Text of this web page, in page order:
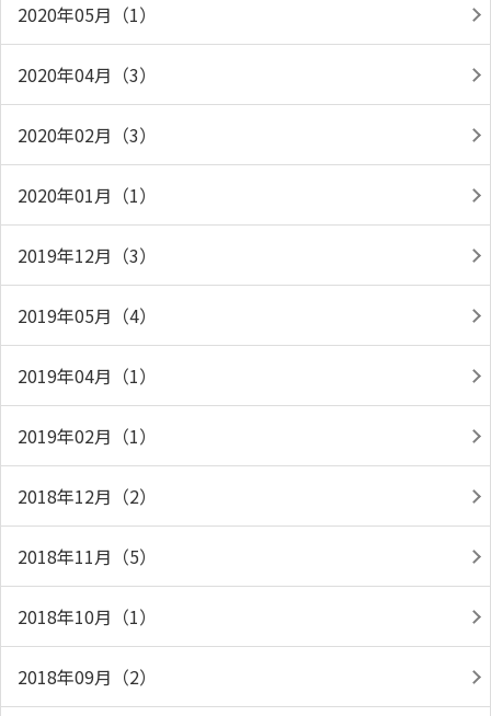
2020年05月（1）
2020年04月（3）
2020年02月（3）
2020年01月（1）
2019年12月（3）
2019年05月（4）
2019年04月（1）
2019年02月（1）
2018年12月（2）
2018年11月（5）
2018年10月（1）
2018年09月（2）